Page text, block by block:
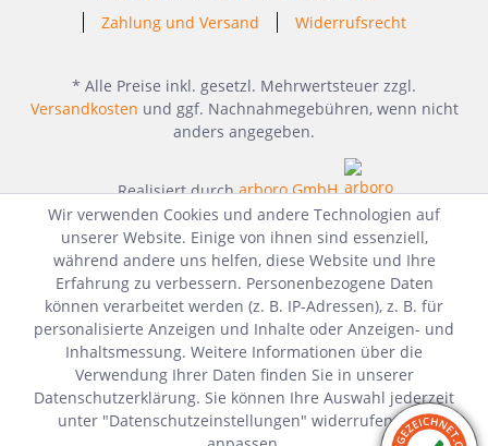
Zahlung und Versand
Widerrufsrecht
* Alle Preise inkl. gesetzl. Mehrwertsteuer zzgl.
Versandkosten und ggf. Nachnahmegebühren, wenn nicht
anders angegeben.
Realisiert durcharboro GmbH
Wir verwenden Cookies und andere Technologien auf
unserer Website. Einige von ihnen sind essenziell,
während andere uns helfen, diese Website und Ihre
Erfahrung zu verbessern. Personenbezogene Daten
können verarbeitet werden (z. B. IP-Adressen), z. B. für
personalisierte Anzeigen und Inhalte oder Anzeigen- und
Inhaltsmessung. Weitere Informationen über die
Verwendung Ihrer Daten finden Sie in unserer
Datenschutzerklärung. Sie können Ihre Auswahl jederzeit
unter "Datenschutzeinstellungen" widerrufen oder